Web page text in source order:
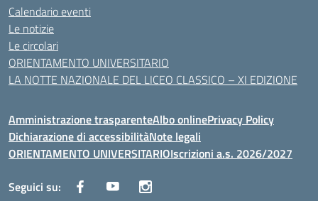
Calendario eventi
Le notizie
Le circolari
ORIENTAMENTO UNIVERSITARIO
LA NOTTE NAZIONALE DEL LICEO CLASSICO – XI EDIZIONE
Amministrazione trasparenteAlbo onlinePrivacy Policy
Dichiarazione di accessibilitàNote legali
ORIENTAMENTO UNIVERSITARIOIscrizioni a.s. 2026/2027
Seguici su: